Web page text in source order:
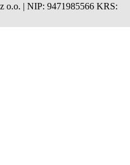
o.o. | NIP: 9471985566 KRS: